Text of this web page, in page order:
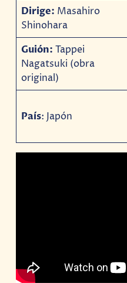
Dirige: Masahiro
Shinohara
Guión: Tappei
Nagatsuki (obra
original)
País: Japón